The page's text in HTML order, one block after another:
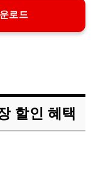
로드
할인 혜택